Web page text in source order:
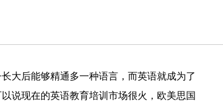
大后能够精通多一种语言，而英语就成为了
说现在的英语教育培训市场很火，欧美思国